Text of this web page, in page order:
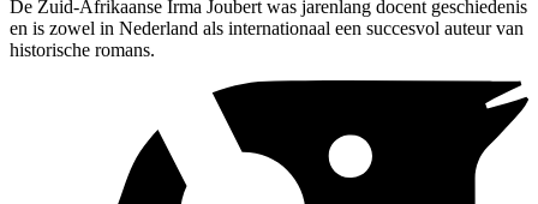
De Zuid-Afrikaanse Irma Joubert was jarenlang docent geschiedenis
en is zowel in Nederland als internationaal een succesvol auteur van
historische romans.